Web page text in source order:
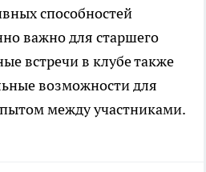
способностей
важно для старшего
встречи в клубе также
возможности для
между участниками.